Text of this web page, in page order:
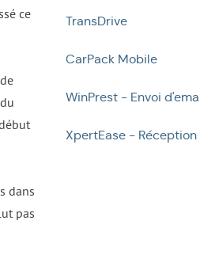
TransDrive
CarPack Mobile
WinPrest - Envoi
XpertEase -
ce
dans
pas